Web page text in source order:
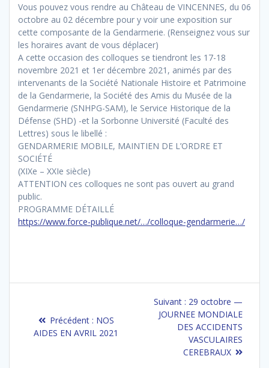
Vous pouvez vous rendre au Château de VINCENNES, du 06
octobre au 02 décembre pour y voir une exposition sur
cette composante de la Gendarmerie. (Renseignez vous sur
les horaires avant de vous déplacer)
A cette occasion des colloques se tiendront les 17-18
novembre 2021 et 1er décembre 2021, animés par des
intervenants de la Société Nationale Histoire et Patrimoine
de la Gendarmerie, la Société des Amis du Musée de la
Gendarmerie (SNHPG-SAM), le Service Historique de la
Défense (SHD) -et la Sorbonne Université (Faculté des
Lettres) sous le libellé :
GENDARMERIE MOBILE, MAINTIEN DE L’ORDRE ET
SOCIÉTÉ
(XIXe – XXIe siècle)
ATTENTION ces colloques ne sont pas ouvert au grand
public.
PROGRAMME DÉTAILLÉ
https://www.force-publique.net/…/colloque-gendarmerie…/
Précédent : Article
précédent
NOS
AIDES EN AVRIL 2021
Suivant : Article
suivant
:
29 octobre —
JOURNEE MONDIALE
DES ACCIDENTS
VASCULAIRES
CEREBRAUX